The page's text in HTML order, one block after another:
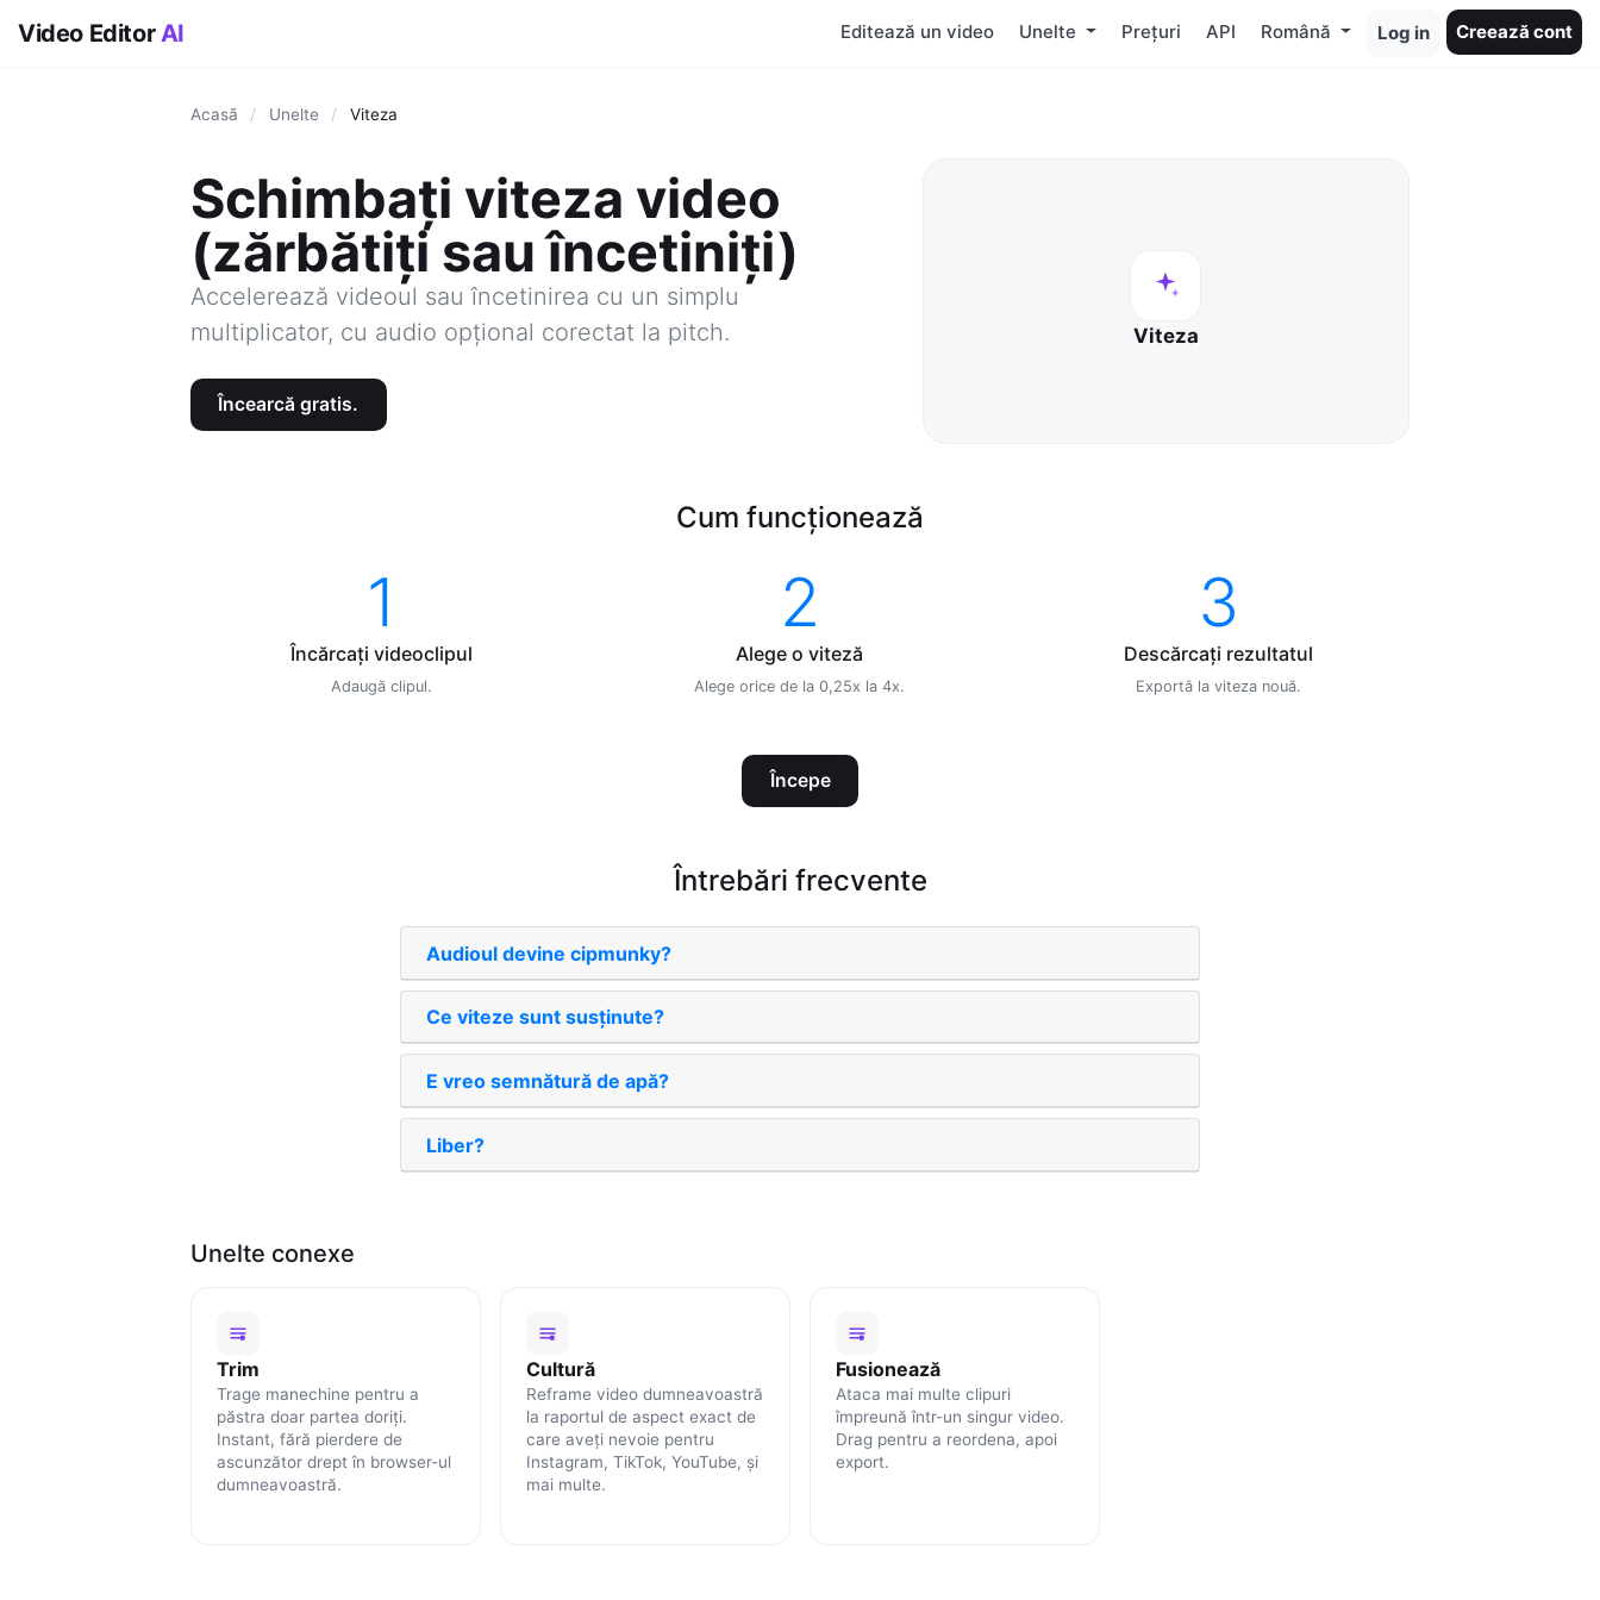
Video EditorAI Editează un video Unelte Prețuri API Română Log in Creează cont
Acasã / Unelte / Viteza
Schimbați viteza video
(zărbătiți sau încetiniți)
Accelerează videoul sau încetinirea cu un simplu
multiplicator, cu audio opțional corectat la pitch.
Încearcă gratis.
Viteza
Cum funcţionează
1
Încărcaţi videoclipul
Adaugă clipul.
2
Alege o viteză
Alege orice de la 0,25x la 4x.
3
Descărcați rezultatul
Exportă la viteza nouă.
Începe
Întrebări frecvente
Audioul devine cipmunky?
Ce viteze sunt susţinute?
E vreo semnătură de apă?
Liber?
Unelte conexe
Trim
Trage manechine pentru a
păstra doar partea doriți.
Instant, fără pierdere de
ascunzător drept în browser-ul
dumneavoastră.
Cultură
Reframe video dumneavoastră
la raportul de aspect exact de
care aveţi nevoie pentru
Instagram, TikTok, YouTube, şi
mai multe.
Fusionează
Ataca mai multe clipuri
împreună într-un singur video.
Drag pentru a reordena, apoi
export.